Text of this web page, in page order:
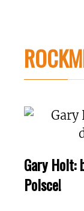
Gary Holt:
Polsce!